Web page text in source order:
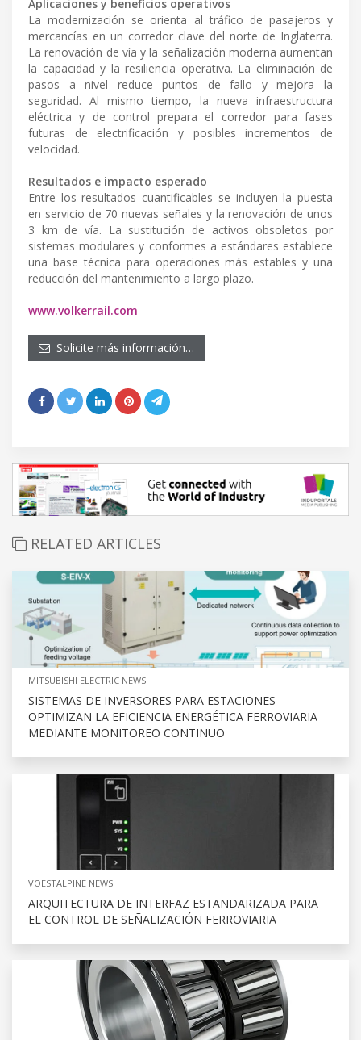
Aplicaciones y beneficios operativos
La modernización se orienta al tráfico de pasajeros y
mercancías en un corredor clave del norte de Inglaterra.
La renovación de vía y la señalización moderna aumentan
la capacidad y la resiliencia operativa. La eliminación de
pasos a nivel reduce puntos de fallo y mejora la
seguridad. Al mismo tiempo, la nueva infraestructura
eléctrica y de control prepara el corredor para fases
futuras de electrificación y posibles incrementos de
velocidad.
Resultados e impacto esperado
Entre los resultados cuantificables se incluyen la puesta
en servicio de 70 nuevas señales y la renovación de unos
3 km de vía. La sustitución de activos obsoletos por
sistemas modulares y conformes a estándares establece
una base técnica para operaciones más estables y una
reducción del mantenimiento a largo plazo.
www.volkerrail.com
Solicite más información…
RELATED ARTICLES
MITSUBISHI ELECTRIC NEWS
SISTEMAS DE INVERSORES PARA ESTACIONES
OPTIMIZAN LA EFICIENCIA ENERGÉTICA FERROVIARIA
MEDIANTE MONITOREO CONTINUO
VOESTALPINE NEWS
ARQUITECTURA DE INTERFAZ ESTANDARIZADA PARA
EL CONTROL DE SEÑALIZACIÓN FERROVIARIA